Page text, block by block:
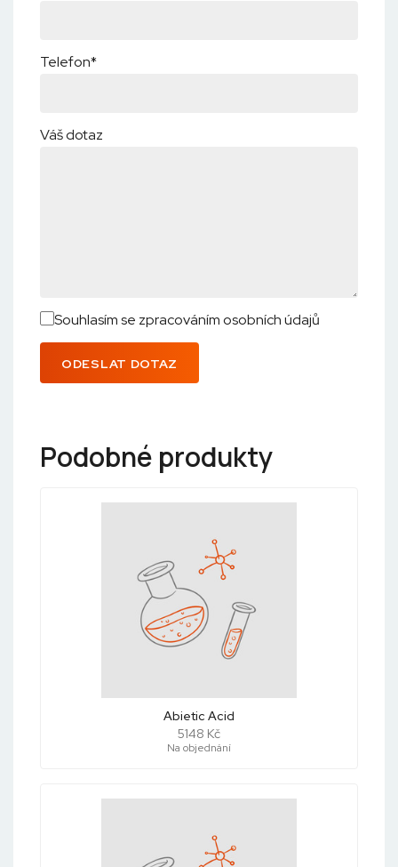
Telefon*
Váš dotaz
Souhlasím se zpracováním osobních údajů
ODESLAT DOTAZ
Podobné produkty
Abietic Acid
5148 Kč
Na objednání